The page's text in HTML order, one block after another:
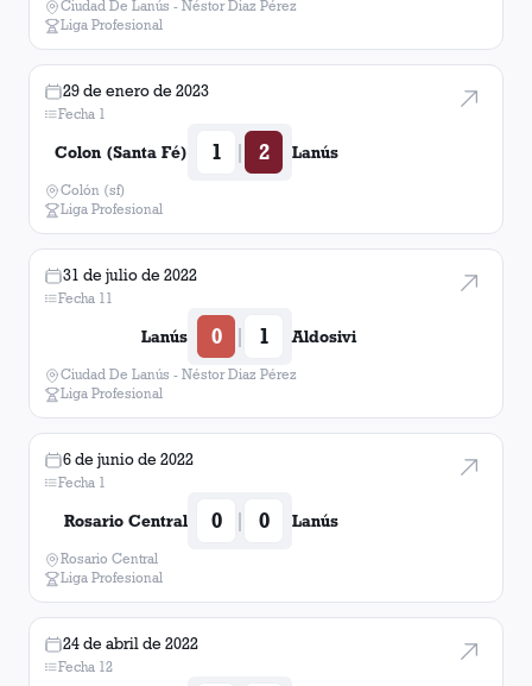
Ciudad De Lanús - Néstor Diaz Pérez
Liga Profesional
29 de enero de 2023
Fecha 1
Colon (Santa Fé) 1 | 2 Lanús
Colón (sf)
Liga Profesional
31 de julio de 2022
Fecha 11
Lanús 0 | 1 Aldosivi
Ciudad De Lanús - Néstor Diaz Pérez
Liga Profesional
6 de junio de 2022
Fecha 1
Rosario Central 0 | 0 Lanús
Rosario Central
Liga Profesional
24 de abril de 2022
Fecha 12